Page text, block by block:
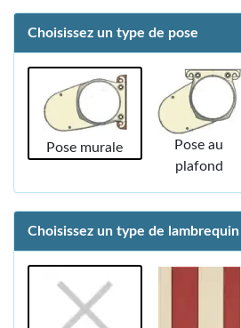
Choisissez un type de pose
Pose murale
Pose au
plafond
Choisissez un type de lambrequin